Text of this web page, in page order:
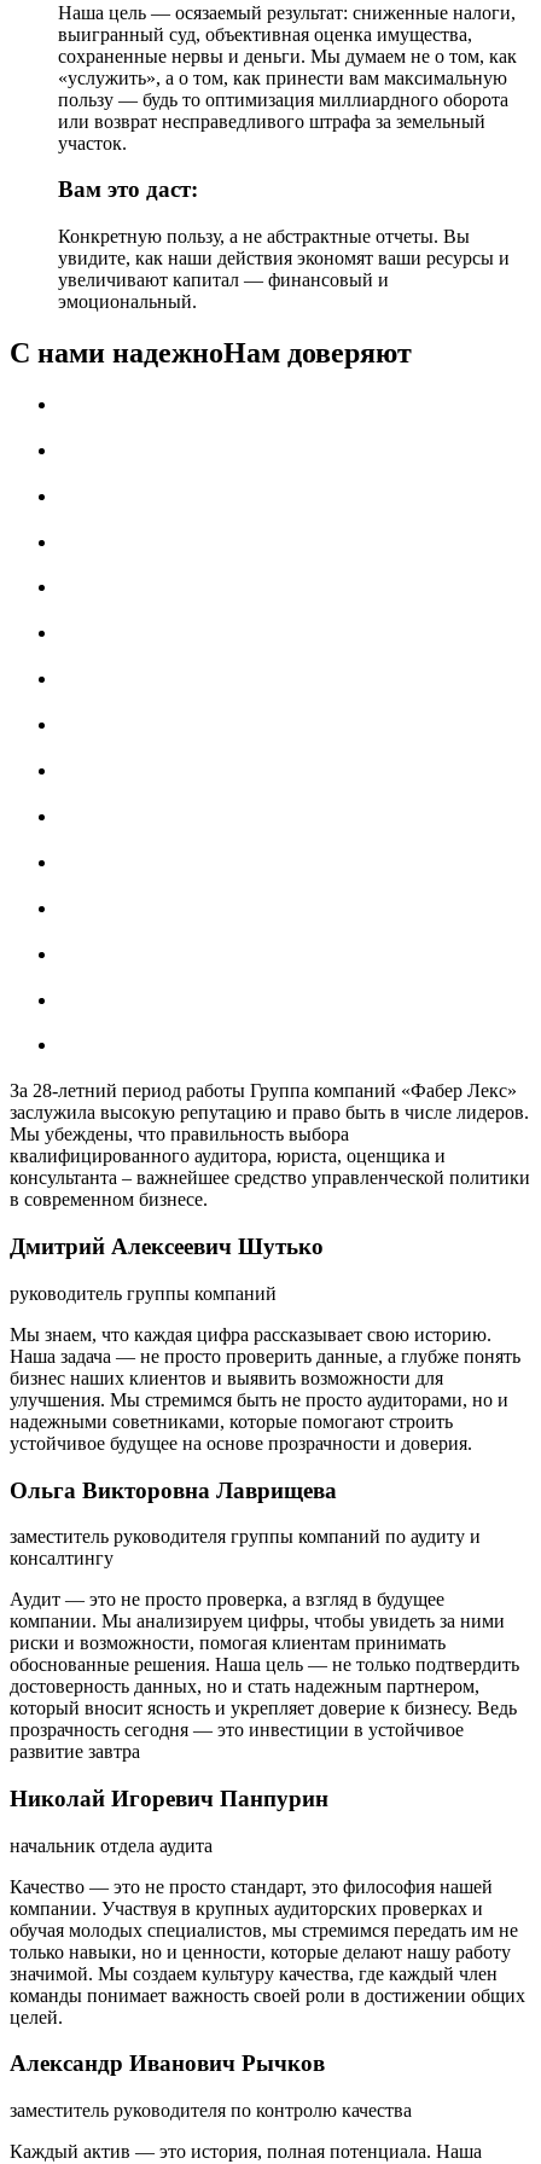
Наша цель — осязаемый результат: сниженные налоги,
выигранный суд, объективная оценка имущества,
сохраненные нервы и деньги. Мы думаем не о том, как
«услужить», а о том, как принести вам максимальную
пользу — будь то оптимизация миллиардного оборота
или возврат несправедливого штрафа за земельный
участок.
Вам это даст:
Конкретную пользу, а не абстрактные отчеты. Вы
увидите, как наши действия экономят ваши ресурсы и
увеличивают капитал — финансовый и
эмоциональный.
С нами надежноНам доверяют
За 28-летний период работы Группа компаний «Фабер Лекс»
заслужила высокую репутацию и право быть в числе лидеров.
Мы убеждены, что правильность выбора
квалифицированного аудитора, юриста, оценщика и
консультанта – важнейшее средство управленческой политики
в современном бизнесе.
Дмитрий Алексеевич Шутько
руководитель группы компаний
Мы знаем, что каждая цифра рассказывает свою историю.
Наша задача — не просто проверить данные, а глубже понять
бизнес наших клиентов и выявить возможности для
улучшения. Мы стремимся быть не просто аудиторами, но и
надежными советниками, которые помогают строить
устойчивое будущее на основе прозрачности и доверия.
Ольга Викторовна Лаврищева
заместитель руководителя группы компаний по аудиту и
консалтингу
Аудит — это не просто проверка, а взгляд в будущее
компании. Мы анализируем цифры, чтобы увидеть за ними
риски и возможности, помогая клиентам принимать
обоснованные решения. Наша цель — не только подтвердить
достоверность данных, но и стать надежным партнером,
который вносит ясность и укрепляет доверие к бизнесу. Ведь
прозрачность сегодня — это инвестиции в устойчивое
развитие завтра
Николай Игоревич Панпурин
начальник отдела аудита
Качество — это не просто стандарт, это философия нашей
компании. Участвуя в крупных аудиторских проверках и
обучая молодых специалистов, мы стремимся передать им не
только навыки, но и ценности, которые делают нашу работу
значимой. Мы создаем культуру качества, где каждый член
команды понимает важность своей роли в достижении общих
целей.
Александр Иванович Рычков
заместитель руководителя по контролю качества
Каждый актив — это история, полная потенциала. Наша